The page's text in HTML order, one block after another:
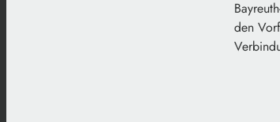
den